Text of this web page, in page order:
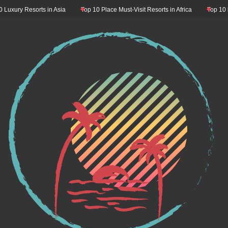
in Asia Top 10 Place Must-Visit Resorts in Africa Top 10 Resorts